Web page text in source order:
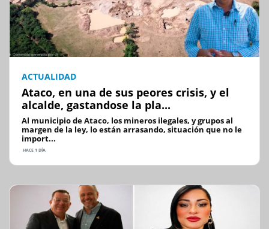
ACTUALIDAD
Ataco, en una de sus peores crisis, y el
alcalde, gastandose la pla...
Al municipio de Ataco, los mineros ilegales, y grupos al
margen de la ley, lo están arrasando, situación que no le
import...
HACE 1 DÍA